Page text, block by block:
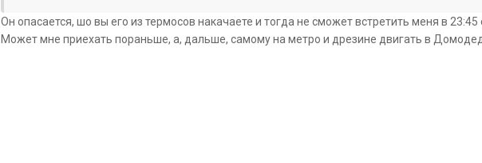
Он опасается, шо вы его из термосов накачаете и тогда не сможет встретить меня в
Может мне приехать пораньше, а, дальше, самому на метро и дрезине двигать в